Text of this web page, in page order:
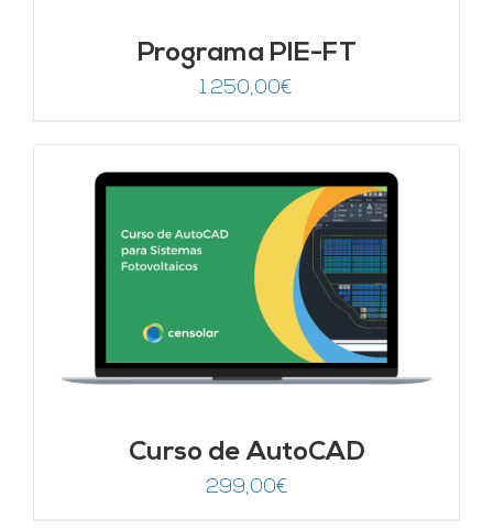
Programa PIE-FT
1.250,00€
Curso de AutoCAD
299,00€